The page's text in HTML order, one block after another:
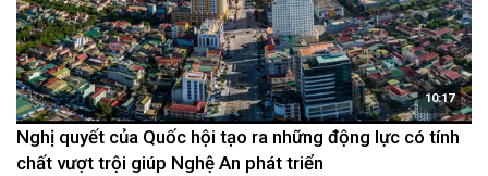
10:17
Nghị quyết của Quốc hội tạo ra những động lực có tính
chất vượt trội giúp Nghệ An phát triển